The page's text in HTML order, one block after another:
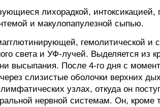
лихорадкой, интоксикацией,
и макулопапулезной сыпью.
гемолитической
света и УФ-лучей. Выделяется из
высыпания. После 4-го дня с
слизистые оболочки верхних
узлах, откуда он
нервной системам. Он, кроме